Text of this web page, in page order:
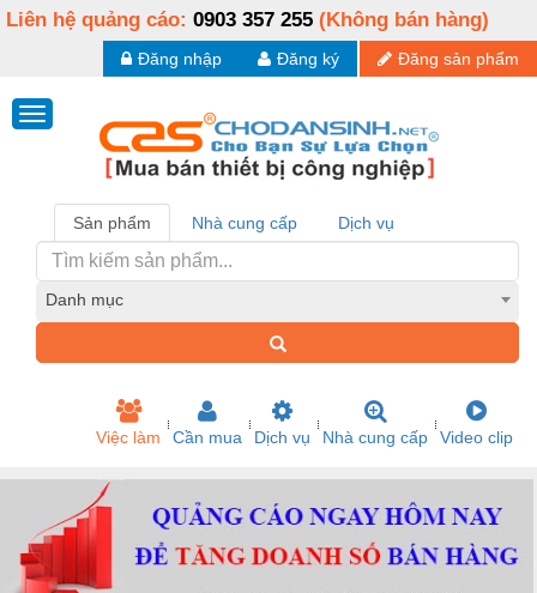
Liên hệ quảng cáo: 0903 357 255 (Không bán hàng)
Đăng sản phẩm
Đăng ký
Đăng nhập
Sản phẩm Nhà cung cấp Dịch vụ
Danh mục
Việc làm Cần mua Dịch vụ Nhà cung cấp Video clip